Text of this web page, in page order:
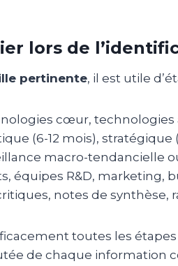
lors de
pertinente, il est utile
cœur,
(6-12 mois), stratégique
macro-tendancielle
équipes R&D, marketing,
notes de
toutes les
de chaque information